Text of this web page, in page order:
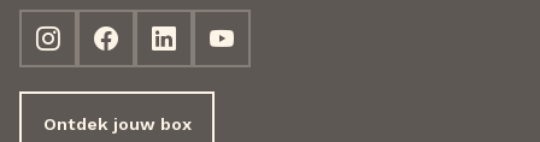
Ontdek jouw box